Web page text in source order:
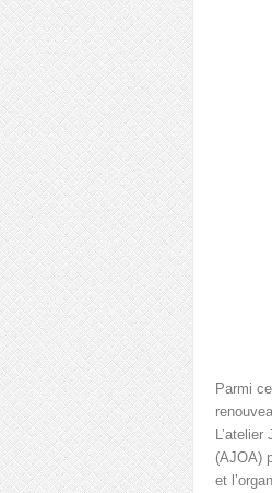
Parmi
(AJOA)
et